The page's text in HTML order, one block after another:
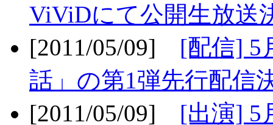
ViViDにて公開生放送
[2011/05/09] [配信] 5
話」の第1弾先行配信
[2011/05/09] [出演] 5